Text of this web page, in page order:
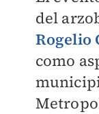
del
Rogelio
como